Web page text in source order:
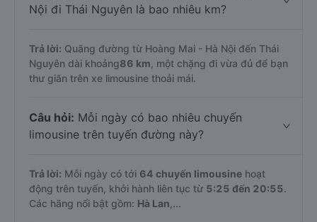
Nội đi Thái Nguyên là bao nhiêu km?
Trả lời: Quãng đường từ Hoàng Mai - Hà Nội đến Thái
Nguyên dài khoảng86 km , một chặng đi vừa đủ để bạn
thư giãn trên xe limousine thoải mái.
Câu hỏi: Mỗi ngày có bao nhiêu chuyến
limousine trên tuyến đường này?
Trả lời: Mỗi ngày có tới 64 chuyến limousine hoạt
động trên tuyến, khởi hành liên tục từ 5:25 đến 20:55.
Các hãng nổi bật gồm: Hà Lan ,...